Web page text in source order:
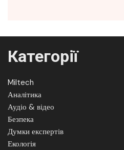
Категорії
Miltech
Аналітика
Аудіо & відео
Безпека
Думки експертів
Екологія